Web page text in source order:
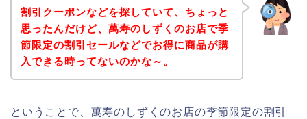
割引クーポンなどを探していて、ちょっと
思ったんだけど、萬寿のしずくのお店で季
節限定の割引セールなどでお得に商品が購
入できる時ってないのかな～。
ということで、萬寿のしずくのお店の季節限定の割引